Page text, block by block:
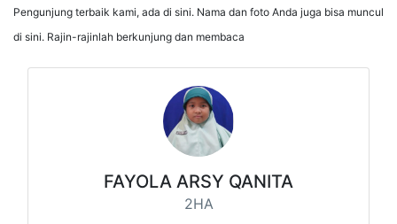
Pengunjung terbaik kami, ada di sini. Nama dan foto Anda juga bisa muncul
di sini. Rajin-rajinlah berkunjung dan membaca
FAYOLA ARSY QANITA
2HA